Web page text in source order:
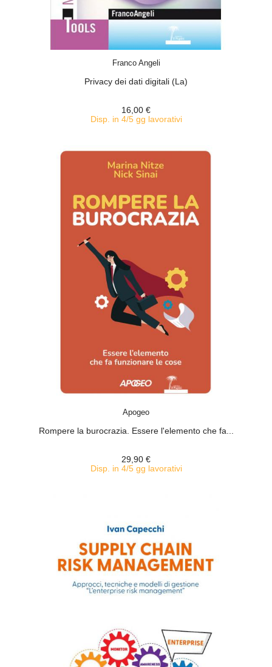
Franco Angeli
Privacy dei dati digitali (La)
16,00 €
Disp. in 4/5 gg lavorativi
Apogeo
Rompere la burocrazia. Essere l'elemento che fa...
29,90 €
Disp. in 4/5 gg lavorativi